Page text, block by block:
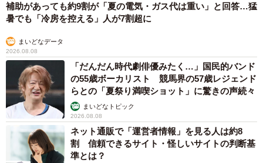
補助があっても約9割が「夏の電気・ガス代は重い」と回答…猛
暑でも「冷房を控える」人が7割超に
まいどなデータ
2026.08.08
「だんだん時代劇俳優みたく…」国民的バンド
の55歳ボーカリスト 競馬界の57歳レジェンド
らとの「夏祭り満喫ショット」に驚きの声続々
まいどなトピック
2026.08.08
ネット通販で「運営者情報」を見る人は約8
割 信頼できるサイト・怪しいサイトの判断基
準とは？